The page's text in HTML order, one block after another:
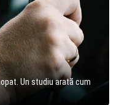
Un studiu arată cum